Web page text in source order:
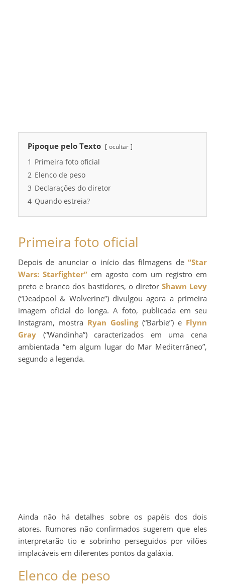
Pipoque pelo Texto ocultar
1 Primeira foto oficial
2 Elenco de peso
3 Declarações do diretor
4 Quando estreia?
Primeira foto oficial
Depois de anunciar o início das filmagens de “Star
Wars: Starfighter” em agosto com um registro em
preto e branco dos bastidores, o diretor Shawn Levy
(“Deadpool & Wolverine”) divulgou agora a primeira
imagem oficial do longa. A foto, publicada em seu
Instagram, mostra Ryan Gosling(“Barbie”) e Flynn
Gray (“Wandinha”) caracterizados em uma cena
ambientada “em algum lugar do Mar Mediterrâneo”,
segundo a legenda.
Ainda não há detalhes sobre os papéis dos dois
atores. Rumores não confirmados sugerem que eles
interpretarão tio e sobrinho perseguidos por vilões
implacáveis em diferentes pontos da galáxia.
Elenco de peso